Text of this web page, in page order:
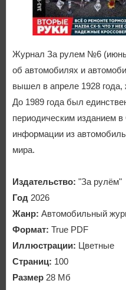
Журнал За рулем №6
об автомобилях и
вышел в апреле 1928 года,
До 1989 года был
периодическим изданием
информации из
мира.
Издательство: "За рулём"
Год 2026
Жанр: Автомобильный
Формат: True PDF
Иллюстрации: Цветные
Страниц: 100
Размер 28 Мб